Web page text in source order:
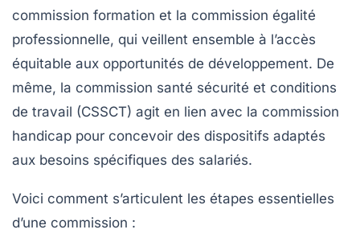
commission formation et la commission égalité
professionnelle, qui veillent ensemble à l’accès
équitable aux opportunités de développement. De
même, la commission santé sécurité et conditions
de travail (CSSCT) agit en lien avec la commission
handicap pour concevoir des dispositifs adaptés
aux besoins spécifiques des salariés.
Voici comment s’articulent les étapes essentielles
d’une commission :